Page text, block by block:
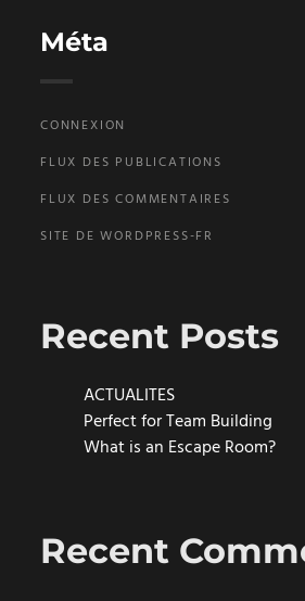
Méta
CONNEXION
FLUX DES PUBLICATIONS
FLUX DES COMMENTAIRES
SITE DE WORDPRESS-FR
Recent Posts
ACTUALITES
Perfect for Team Building
What is an Escape Room?
Recent